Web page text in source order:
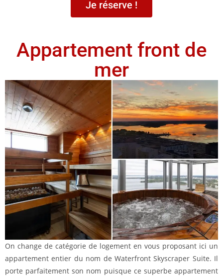
Je réserve !
Appartement front de
mer
On change de catégorie de logement en vous proposant ici un
appartement entier du nom de Waterfront Skyscraper Suite. Il
porte parfaitement son nom puisque ce superbe appartement